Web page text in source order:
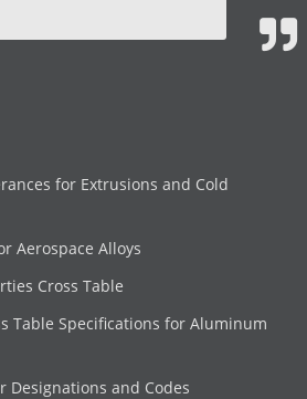
for Extrusions and Cold
Aerospace Alloys
Cross Table
Table Specifications for Aluminum
Designations and Codes